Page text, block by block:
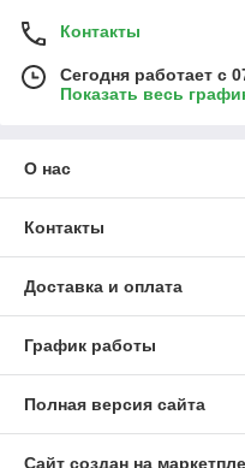
Контакты
Сегодня работает с
Показать весь
О нас
Контакты
Доставка и оплата
График работы
Полная версия сайта
Сайт создан на